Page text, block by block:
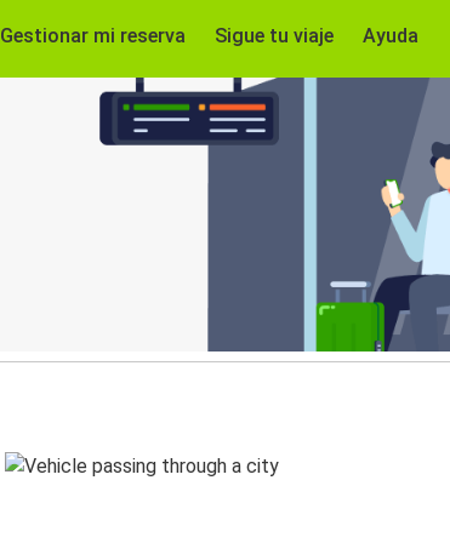
Gestionar mi reserva Sigue tu viaje Ayuda